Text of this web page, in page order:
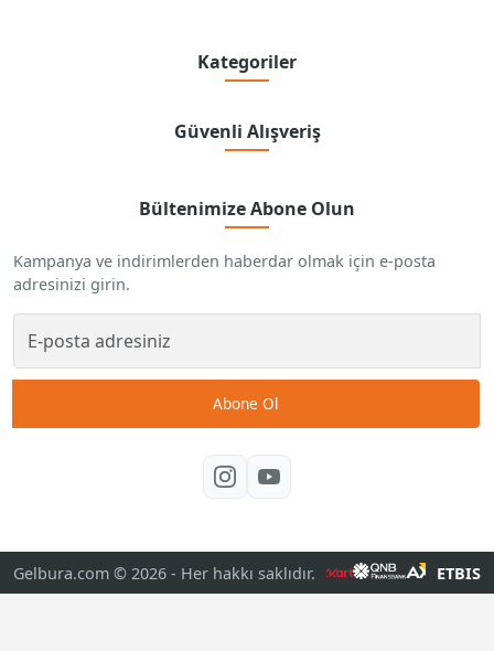
Kategoriler
Güvenli Alışveriş
Bültenimize Abone Olun
Kampanya ve indirimlerden haberdar olmak için e-posta
adresinizi girin.
Abone Ol
Gelbura.com © 2026 - Her hakkı saklıdır. ETBIS